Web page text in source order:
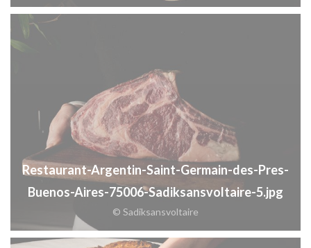
Restaurant-Argentin-Saint-Germain-des-Pres-
Buenos-Aires-75006-Sadiksansvoltaire-5.jpg
© Sadiksansvoltaire